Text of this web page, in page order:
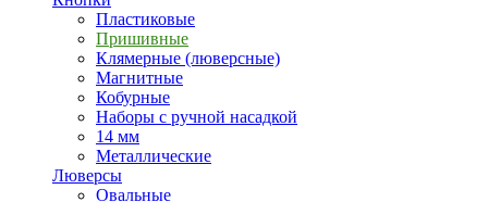
Пластиковые
Пришивные
Клямерные (люверсные)
Магнитные
Кобурные
Наборы с ручной насадкой
14 мм
Металлические
Люверсы
Овальные